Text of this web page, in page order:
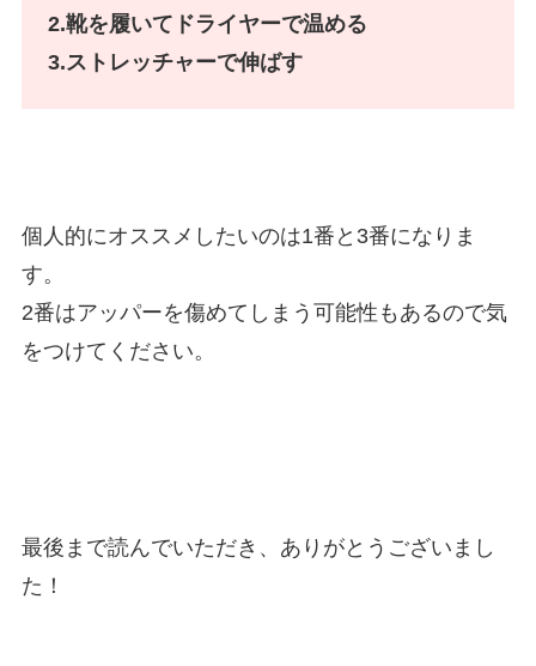
2.靴を履いてドライヤーで温める
3.ストレッチャーで伸ばす
個人的にオススメしたいのは1番と3番になりま
す。
2番はアッパーを傷めてしまう可能性もあるので気
をつけてください。
最後まで読んでいただき、ありがとうございまし
た！